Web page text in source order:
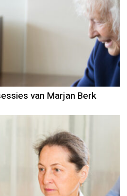
van Marjan Berk
van den Eerenbeemt